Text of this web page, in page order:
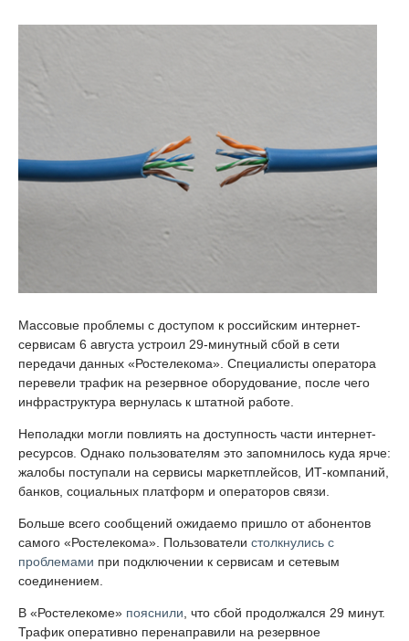
Массовые проблемы с доступом к российским интернет-
сервисам 6 августа устроил 29-минутный сбой в сети
передачи данных «Ростелекома». Специалисты оператора
перевели трафик на резервное оборудование, после чего
инфраструктура вернулась к штатной работе.
Неполадки могли повлиять на доступность части интернет-
ресурсов. Однако пользователям это запомнилось куда ярче:
жалобы поступали на сервисы маркетплейсов, ИТ-компаний,
банков, социальных платформ и операторов связи.
Больше всего сообщений ожидаемо пришло от абонентов
самого «Ростелекома». Пользователи столкнулись с
проблемами при подключении к сервисам и сетевым
соединением.
В «Ростелекоме» пояснили, что сбой продолжался 29 минут.
Трафик оперативно перенаправили на резервное